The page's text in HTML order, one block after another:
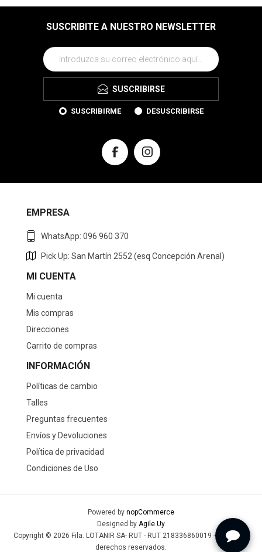
SUSCRIBITE A NUESTRO NEWSLETTER
SUSCRIBIRSE
SUSCRIBIRME DESUSCRIBIRSE
EMPRESA
WhatsApp: 096 960 370
Pick Up: San Martín 2552 (esq Concepción Arenal)
MI CUENTA
Mi cuenta
Mis compras
Direcciones
Carrito de compras
INFORMACIÓN
Políticas de cambio
Talles
Preguntas frecuentes
Envíos y Devoluciones
Política de privacidad
Condiciones de Uso
Powered by nopCommerce
Designed by Agile.Uy
Copyright © 2026 Fila. LOTANIR SA- RUT - RUT 218336860019 - Todos los
derechos reservados.